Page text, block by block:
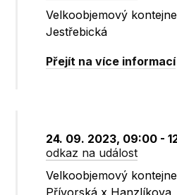
Velkoobjemový
Jestřebická
Přejít na více informací
24. 09. 2023, 09:00 -
odkaz na událost
Velkoobjemový
Přívorská x Hanzlíkova